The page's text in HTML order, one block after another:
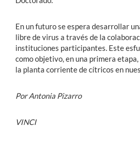
En un futuro se espera desarrollar
libre de virus a través de la
instituciones participantes. Este
como objetivo, en una primera
la planta corriente de cítricos en
Por Antonia Pizarro
VINCI